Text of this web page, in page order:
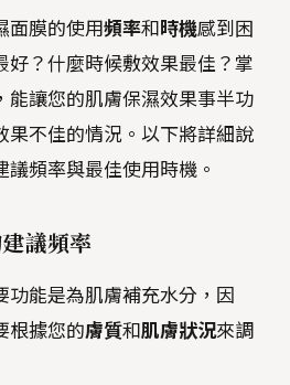
面膜的使用頻率和 時機感到困
好？什麼時候敷效果最佳？掌
能讓您的肌膚保濕效果事半功
果不佳的情況。以下將詳細說
頻率與最佳使用時機。
議頻率
功能是為肌膚補充水分，因
根據您的膚質和肌膚狀況來調